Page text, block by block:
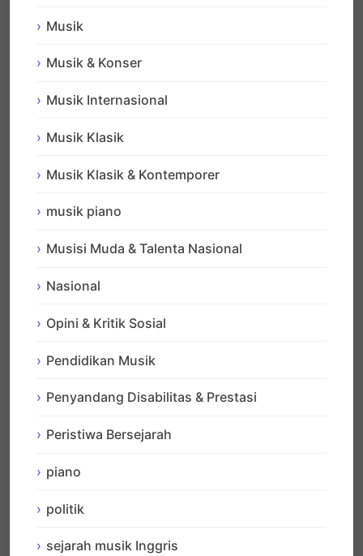
Musik
Musik & Konser
Musik Internasional
Musik Klasik
Musik Klasik & Kontemporer
musik piano
Musisi Muda & Talenta Nasional
Nasional
Opini & Kritik Sosial
Pendidikan Musik
Penyandang Disabilitas & Prestasi
Peristiwa Bersejarah
piano
politik
sejarah musik Inggris